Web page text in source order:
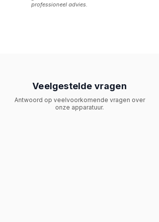
professioneel advies.
Veelgestelde vragen
Antwoord op veelvoorkomende vragen over
onze apparatuur.